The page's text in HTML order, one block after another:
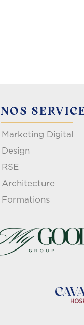
NOS
Marketing Digital
Design
RSE
Architecture
Formations